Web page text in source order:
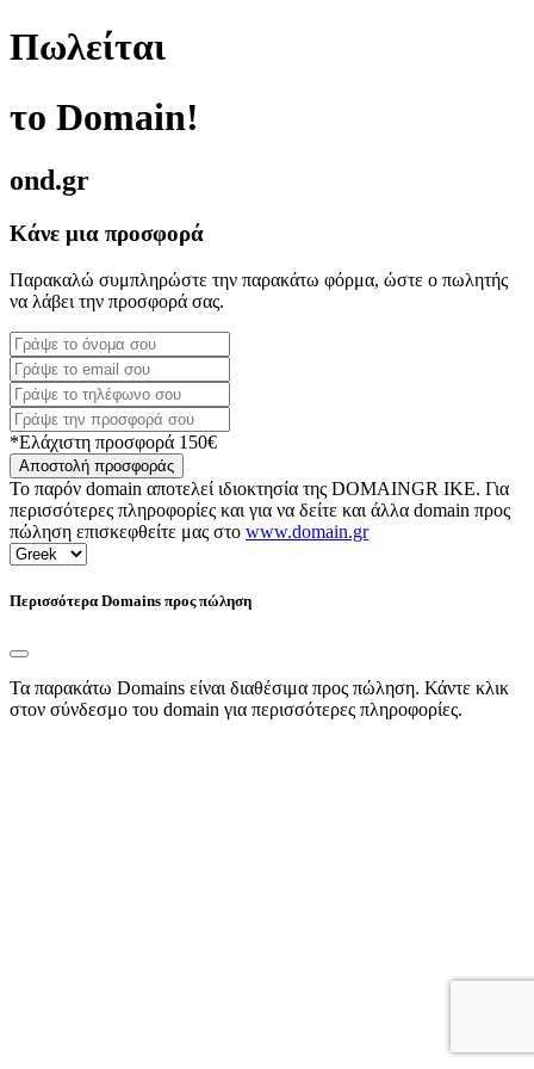
Πωλείται
το Domain!
ond.gr
Κάνε μια προσφορά
Παρακαλώ συμπληρώστε την παρακάτω φόρμα, ώστε ο πωλητής
να λάβει την προσφορά σας.
*Ελάχιστη προσφορά 150€
Αποστολή προσφοράς
Το παρόν domain αποτελεί ιδιοκτησία της DOMAINGR ΙΚΕ. Για
περισσότερες πληροφορίες και για να δείτε και άλλα domain προς
πώληση επισκεφθείτε μας στο www.domain.gr
Περισσότερα Domains προς πώληση
Τα παρακάτω Domains είναι διαθέσιμα προς πώληση. Κάντε κλικ
στον σύνδεσμο του domain για περισσότερες πληροφορίες.